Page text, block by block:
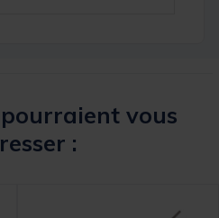
vous
: